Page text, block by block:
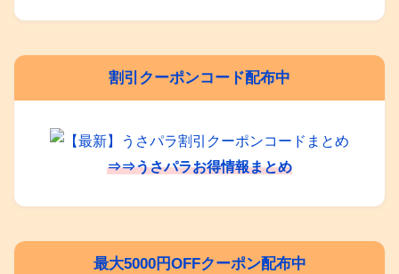
割引クーポンコード配布中
⇒⇒うさパラお得情報まとめ
最大5000円OFFクーポン配布中